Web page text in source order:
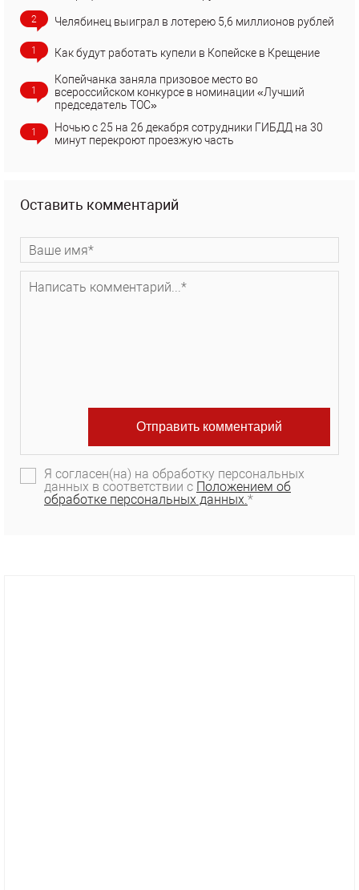
2 Челябинец выиграл в лотерею 5,6 миллионов рублей
1 Как будут работать купели в Копейске в Крещение
1
Копейчанка заняла призовое место во
всероссийском конкурсе в номинации «Лучший
председатель ТОС»
1
Ночью с 25 на 26 декабря сотрудники ГИБДД на 30
минут перекроют проезжую часть
Оставить комментарий
Я согласен(на) на обработку персональных
данных в соответствии с Положением об
обработке персональных данных.*